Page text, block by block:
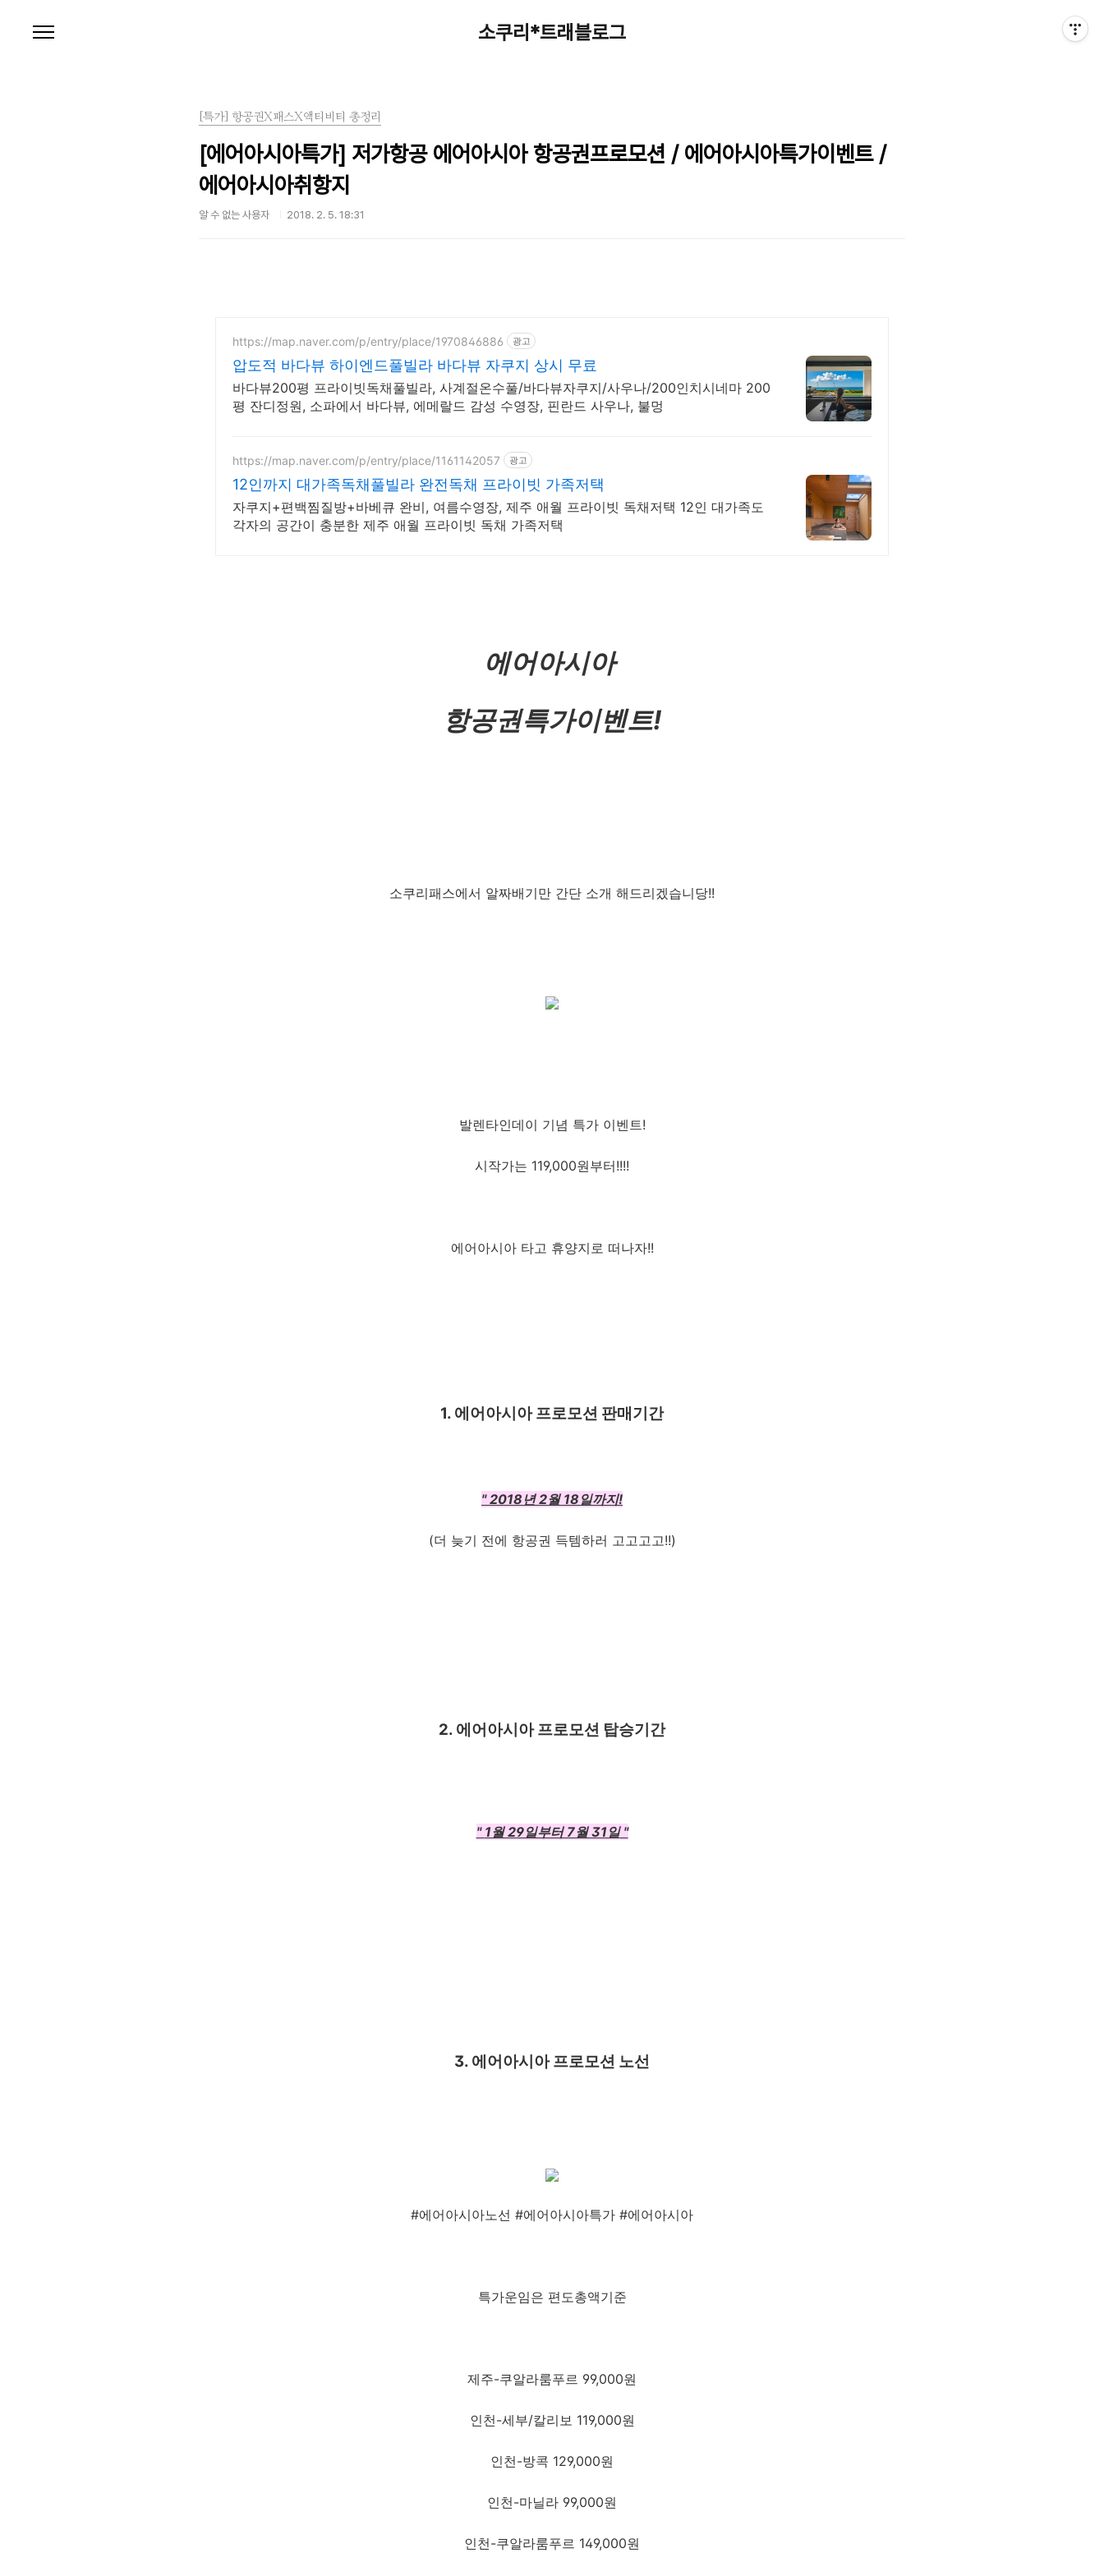
소쿠리*트래블로그
[특가] 항공권X패스X액티비티 총정리
[에어아시아특가] 저가항공 에어아시아 항공권프로모션 / 에어아시아특가이벤트 /
에어아시아취항지
알 수 없는 사용자 2018. 2. 5. 18:31
https://map.naver.com/p/entry/place/1970846886 광고
압도적 바다뷰 하이엔드풀빌라 바다뷰 자쿠지 상시 무료
바다뷰200평 프라이빗독채풀빌라, 사계절온수풀/바다뷰자쿠지/사우나/200인치시네마 200
평 잔디정원, 소파에서 바다뷰, 에메랄드 감성 수영장, 핀란드 사우나, 불멍
https://map.naver.com/p/entry/place/1161142057 광고
12인까지 대가족독채풀빌라 완전독채 프라이빗 가족저택
자쿠지+편백찜질방+바베큐 완비, 여름수영장, 제주 애월 프라이빗 독채저택 12인 대가족도
각자의 공간이 충분한 제주 애월 프라이빗 독채 가족저택
에어아시아
항공권특가이벤트!
소쿠리패스에서 알짜배기만 간단 소개 해드리겠습니당!!
발렌타인데이 기념 특가 이벤트!
시작가는 119,000원부터!!!!
에어아시아 타고 휴양지로 떠나자!!
1. 에어아시아 프로모션 판매기간
"2018년 2월 18일까지!
(더 늦기 전에 항공권 득템하러 고고고고!!)
2. 에어아시아 프로모션 탑승기간
" 1월 29일부터 7월 31일"
3. 에어아시아 프로모션 노선
#에어아시아노선 #에어아시아특가 #에어아시아
특가운임은 편도총액기준
제주-쿠알라룸푸르 99,000원
인천-세부/칼리보 119,000원
인천-방콕 129,000원
인천-마닐라 99,000원
인천-쿠알라룸푸르 149,000원